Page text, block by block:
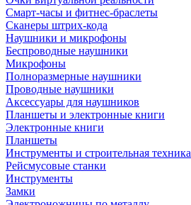
Смарт-часы и фитнес-браслеты
Сканеры штрих-кода
Наушники и микрофоны
Беспроводные наушники
Микрофоны
Полноразмерные наушники
Проводные наушники
Аксессуары для наушников
Планшеты и электронные книги
Электронные книги
Планшеты
Инструменты и строительная техника
Рейсмусовые станки
Инструменты
Замки